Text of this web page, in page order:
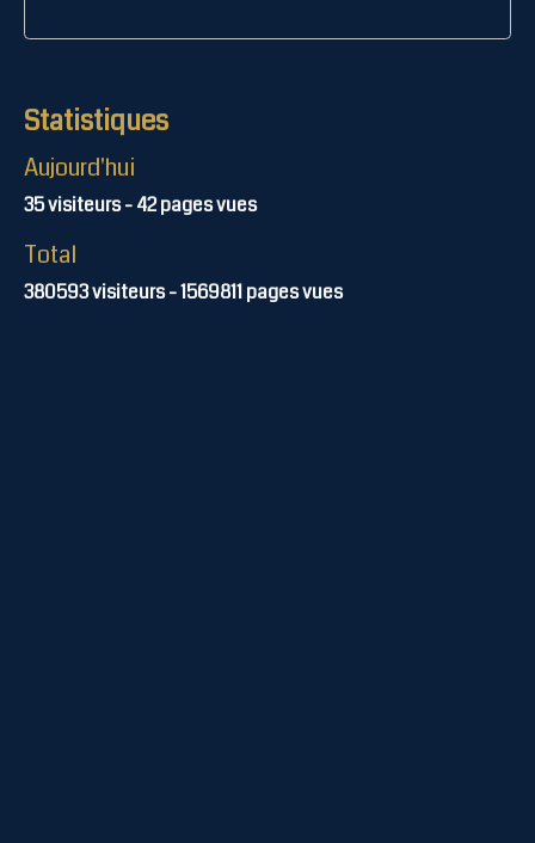
Statistiques
Aujourd'hui
35visiteurs -42pages vues
Total
380593visiteurs -1569811pages vues